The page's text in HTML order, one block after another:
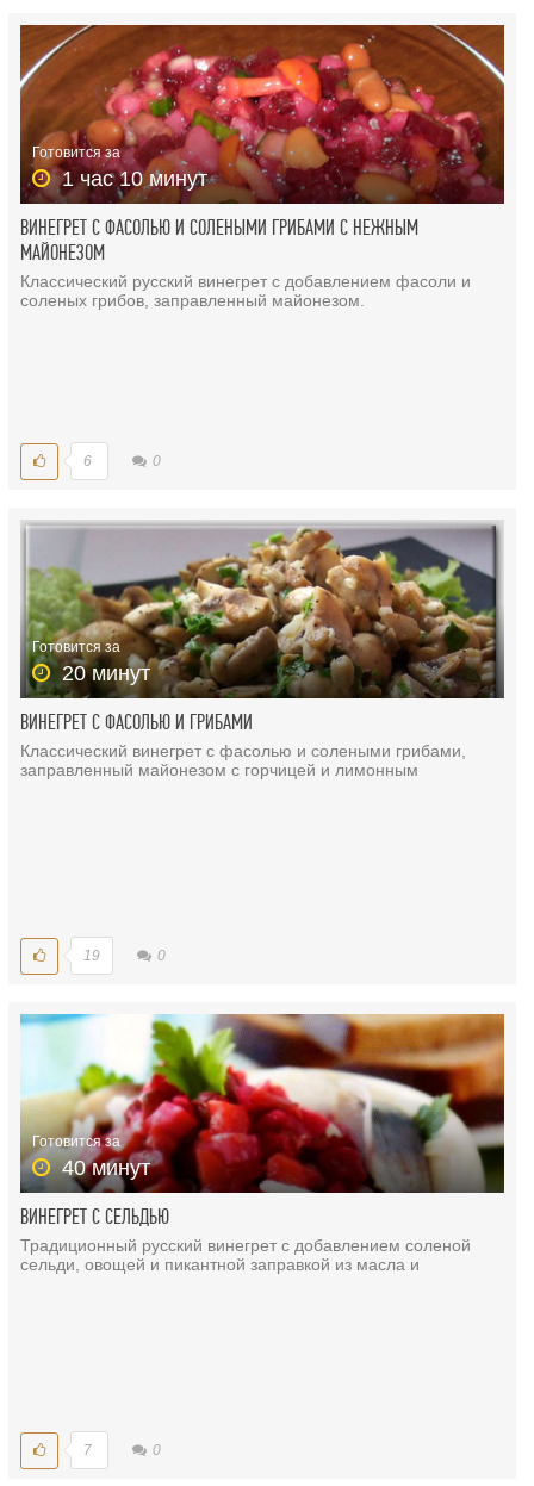
Готовится за
1 час 10 минут
ВИНЕГРЕТ С ФАСОЛЬЮ И СОЛЕНЫМИ ГРИБАМИ С НЕЖНЫМ
МАЙОНЕЗОМ
Классический русский винегрет с добавлением фасоли и
соленых грибов, заправленный майонезом.
6 0
Готовится за
20 минут
ВИНЕГРЕТ С ФАСОЛЬЮ И ГРИБАМИ
Классический винегрет с фасолью и солеными грибами,
заправленный майонезом с горчицей и лимонным
19 0
Готовится за
40 минут
ВИНЕГРЕТ С СЕЛЬДЬЮ
Традиционный русский винегрет с добавлением соленой
сельди, овощей и пикантной заправкой из масла и
7 0